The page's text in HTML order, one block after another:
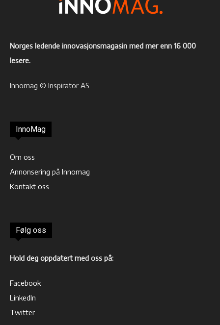
Norges ledende innovasjonsmagasin med mer enn 16 000
lesere.
Innomag © Inspirator AS
InnoMag
Om oss
Annonsering på Innomag
Kontakt oss
Følg oss
Hold deg oppdatert med oss på:
Facebook
LinkedIn
Twitter